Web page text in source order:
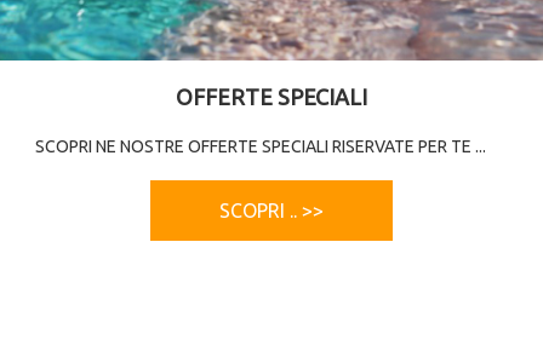
OFFERTE SPECIALI
SCOPRI NE NOSTRE OFFERTE SPECIALI RISERVATE PER TE ...
SCOPRI .. >>